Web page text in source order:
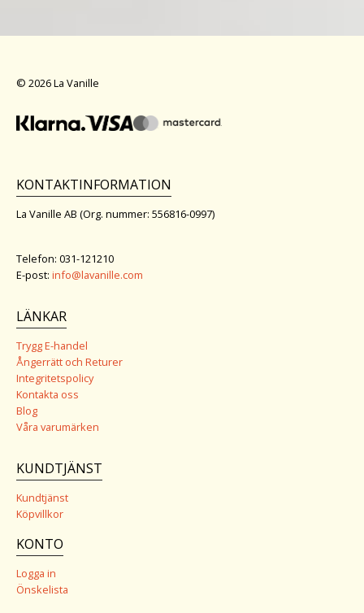
© 2026 La Vanille
KONTAKTINFORMATION
La Vanille AB (Org. nummer: 556816-0997)
Telefon: 031-121210
E-post: info@lavanille.com
LÄNKAR
Trygg E-handel
Ångerrätt och Returer
Integritetspolicy
Kontakta oss
Blog
Våra varumärken
KUNDTJÄNST
Kundtjänst
Köpvillkor
KONTO
Logga in
Önskelista